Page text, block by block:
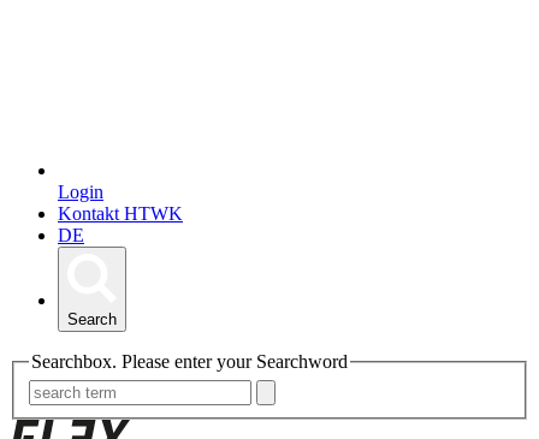
Login
Kontakt HTWK
DE
Search
Searchbox. Please enter your Searchword